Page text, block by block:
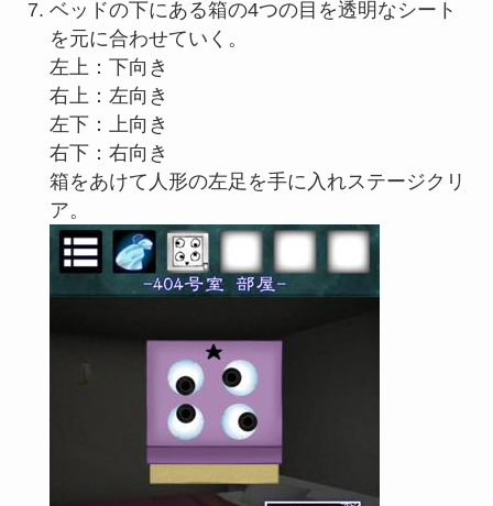
ベッドの下にある箱の4つの目を透明なシート
を元に合わせていく。
左上：下向き
右上：左向き
左下：上向き
右下：右向き
箱をあけて人形の左足を手に入れステージクリ
ア。